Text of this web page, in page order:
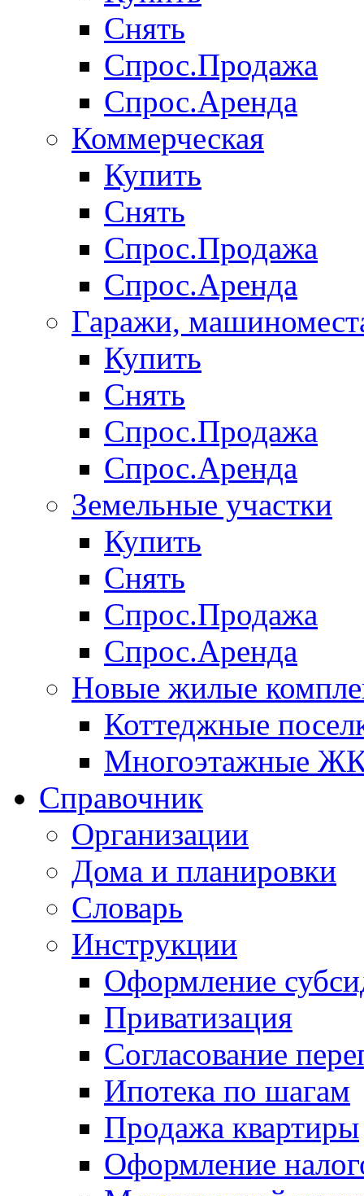
Снять
Спрос.Продажа
Спрос.Аренда
Коммерческая
Купить
Снять
Спрос.Продажа
Спрос.Аренда
Гаражи,
Купить
Снять
Спрос.Продажа
Спрос.Аренда
Земельные участки
Купить
Снять
Спрос.Продажа
Спрос.Аренда
Новые жилые
Коттеджные
Многоэтажные
Справочник
Организации
Дома и планировки
Словарь
Инструкции
Оформление
Приватизация
Согласование
Ипотека по шагам
Продажа квартиры
Оформление